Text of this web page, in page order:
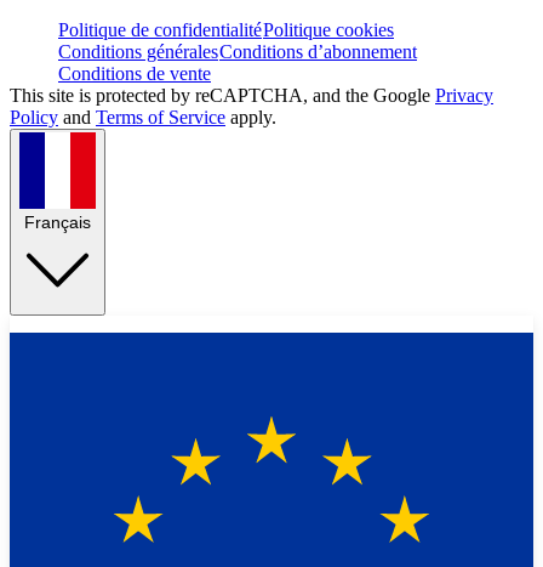
Politique de confidentialitéPolitique cookies
Conditions généralesConditions d’abonnement
Conditions de vente
This site is protected by reCAPTCHA, and the Google Privacy
Policy and Terms of Service apply.
Français